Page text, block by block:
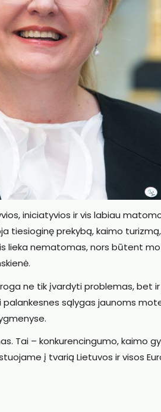
iniciatyvios ir vis labiau
tiesioginę prekybą, kaimo
lieka nematomas, nors būtent
ne tik įvardyti problemas, bet
sąlygas jaunoms
Tai – konkurencingumo, kaimo
į tvarią Lietuvos ir visos